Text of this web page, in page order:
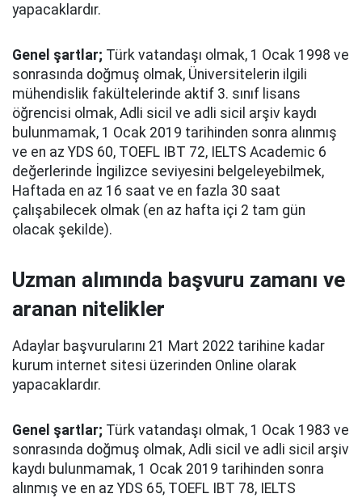
yapacaklardır.
Genel şartlar; Türk vatandaşı olmak, 1 Ocak 1998 ve
sonrasında doğmuş olmak, Üniversitelerin ilgili
mühendislik fakültelerinde aktif 3. sınıf lisans
öğrencisi olmak, Adli sicil ve adli sicil arşiv kaydı
bulunmamak, 1 Ocak 2019 tarihinden sonra alınmış
ve en az YDS 60, TOEFL IBT 72, IELTS Academic 6
değerlerinde İngilizce seviyesini belgeleyebilmek,
Haftada en az 16 saat ve en fazla 30 saat
çalışabilecek olmak (en az hafta içi 2 tam gün
olacak şekilde).
Uzman alımında başvuru zamanı ve
aranan nitelikler
Adaylar başvurularını 21 Mart 2022 tarihine kadar
kurum internet sitesi üzerinden Online olarak
yapacaklardır.
Genel şartlar; Türk vatandaşı olmak, 1 Ocak 1983 ve
sonrasında doğmuş olmak, Adli sicil ve adli sicil arşiv
kaydı bulunmamak, 1 Ocak 2019 tarihinden sonra
alınmış ve en az YDS 65, TOEFL IBT 78, IELTS